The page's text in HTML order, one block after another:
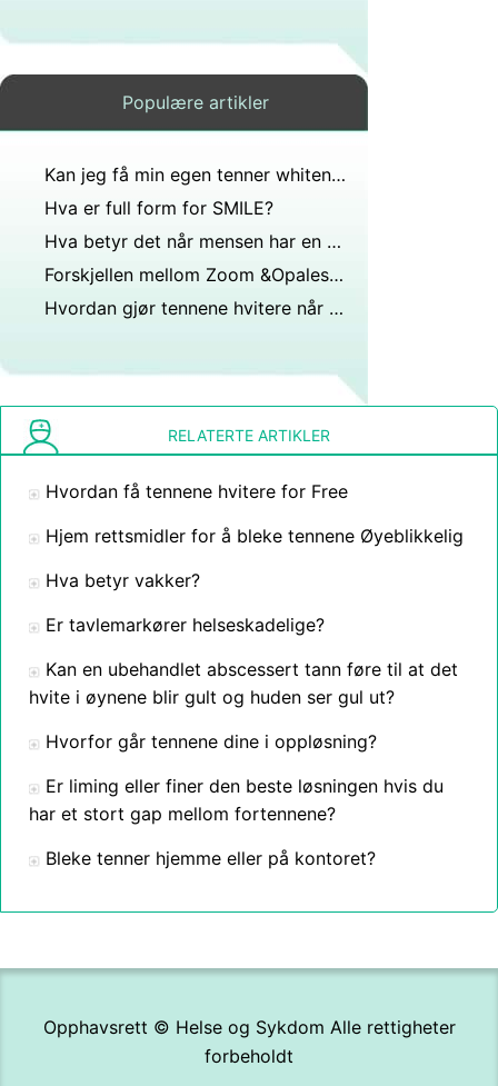
Populære artikler
Kan jeg få min egen tenner whitener
Hva er full form for SMILE?
Hva betyr det når mensen har en hvit væske?
Forskjellen mellom Zoom &Opalescence Boost
Hvordan gjør tennene hvitere når du har Laminat Bonding eller Crowns
RELATERTE ARTIKLER
Hvordan få tennene hvitere for Free
Hjem rettsmidler for å bleke tennene Øyeblikkelig
Hva betyr vakker?
Er tavlemarkører helseskadelige?
Kan en ubehandlet abscessert tann føre til at det
hvite i øynene blir gult og huden ser gul ut?
Hvorfor går tennene dine i oppløsning?
Er liming eller finer den beste løsningen hvis du
har et stort gap mellom fortennene?
Bleke tenner hjemme eller på kontoret?
Opphavsrett © Helse og Sykdom Alle rettigheter
forbeholdt